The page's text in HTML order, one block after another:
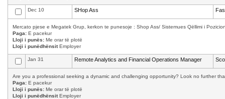
Dec 10 SHop Ass
Mercato pjese e Megatek Grup, kerkon te punesoje : Shop Ass/ Sistemues Qëllimi i
Paga: E pacekur
Lloji i punës: Me orar të plotë
Lloji i punëdhënsitEmployer
Jan 31 Remote Analytics and Financial Operations Manager
Are you a professional seeking a dynamic and challenging opportunity? Look no further
Paga: E pacekur
Lloji i punës: Me orar të plotë
Lloji i punëdhënsitEmployer